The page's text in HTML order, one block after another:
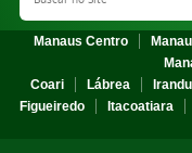
Manaus Centro
Coari
Lábrea
Figueiredo
Itacoatiara